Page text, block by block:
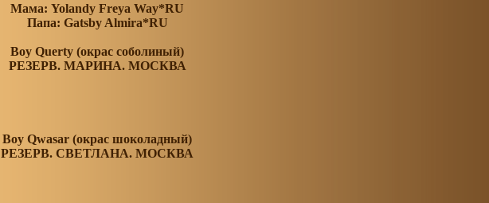
Мама: Yolandy Freya Way*RU
Папа: Gatsby Almira*RU
Boy Querty (окрас соболиный)
РЕЗЕРВ. МАРИНА. МОСКВА
Boy Qwasar (окрас шоколадный)
РЕЗЕРВ. СВЕТЛАНА. МОСКВА